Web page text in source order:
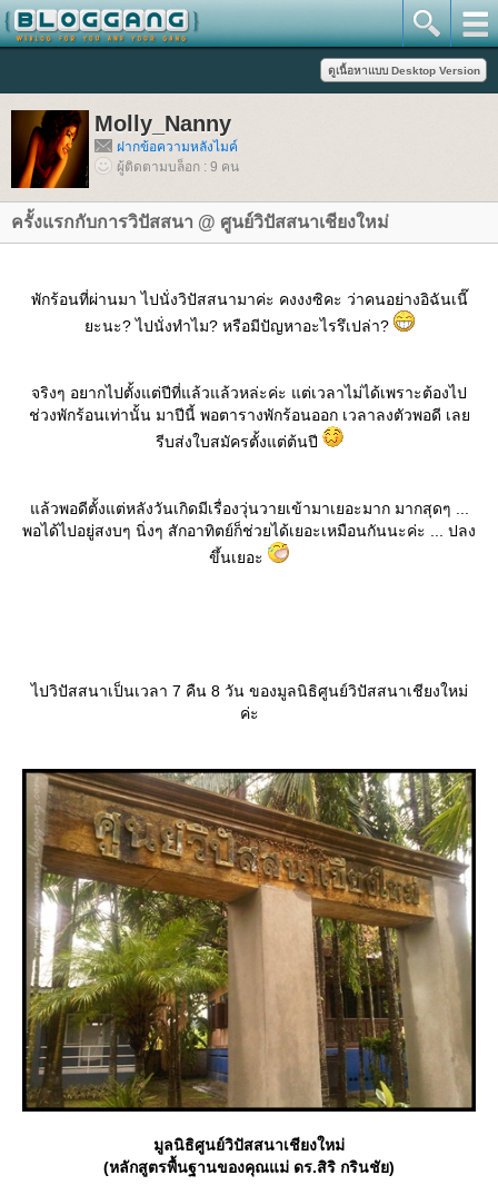
Molly_Nanny
ฝากข้อความหลังไมค์
ผู้ติดตามบล็อก : 9 คน
ครั้งแรกกับการวิปัสสนา @ ศูนย์วิปัสสนาเชียงใหม่
พักร้อนที่ผ่านมา ไปนั่งวิปัสสนามาค่ะ คงงงซิคะ ว่าคนอย่างอิฉันเนี๊
ะนะ? ไปนั่งทำไม? หรือมีปัญหาอะไรรึเปล่า?
จริงๆ อยากไปตั้งแต่ปีที่แล้วแล้วหล่ะค่ะ แต่เวลาไม่ได้เพราะต้องไป
ช่วงพักร้อนเท่านั้น มาปีนี้ พอตารางพักร้อนออก เวลาลงตัวพอดี เล
รีบส่งใบสมัครตั้งแต่ต้นปี
ล้วพอดีตั้งแต่หลังวันเกิดมีเรื่องวุ่นวายเข้ามาเยอะมาก มากสุดๆ ...
พอได้ไปอยู่สงบๆ นิ่งๆ สักอาทิตย์ก็ช่วยได้เยอะเหมือนกันนะค่ะ ... ปลง
ขึ้นเยอะ
ไปวิปัสสนาเป็นเวลา 7 คืน 8 วัน ของมูลนิธิศูนย์วิปัสสนาเชียงใหม่
ค่ะ
มูลนิธิศูนย์วิปัสสนาเชียงใหม่
(หลักสูตรพื้นฐานของคุณแม่ ดร.สิริ กรินชัย)